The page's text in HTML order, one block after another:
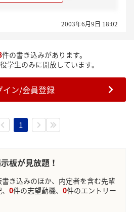
2003年6月9日 18:02
件の書き込みがあります。
学生のみに開放しています。
イン/会員登録
1
板が見放題！
き込みのほか、内定者を含む先輩
0件の志望動機、 0件のエントリー